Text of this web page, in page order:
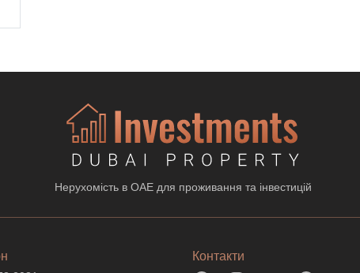
Нерухомість в ОАЕ для проживання та інвестицій
Контакти